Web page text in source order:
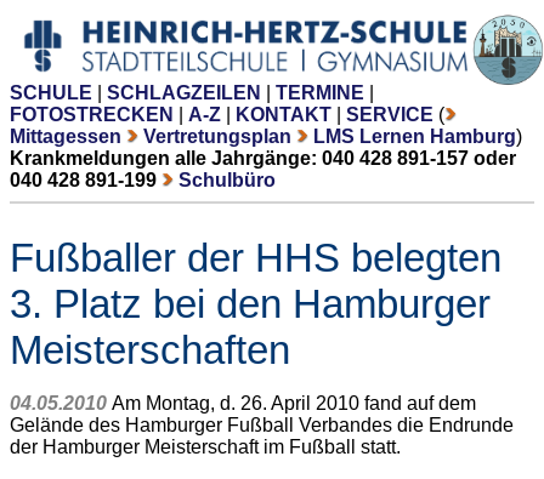
SCHULE SCHLAGZEILEN TERMINE
FOTOSTRECKEN
A-Z KONTAKT SERVICE (
Mittagessen
Vertretungsplan LMS Lernen Hamburg)
Krankmeldungen alle Jahrgänge: 040 428 891-157 oder
040 428 891-199
Schulbüro
Fußballer der HHS belegten
3. Platz bei den Hamburger
Meisterschaften
04.05.2010 Am Montag, d. 26. April 2010 fand auf dem
Gelände des Hamburger Fußball Verbandes die Endrunde
der Hamburger Meisterschaft im Fußball statt.